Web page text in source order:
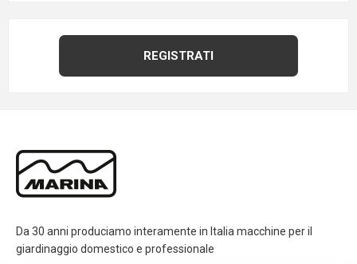
Da 30 anni produciamo interamente in Italia macchine per il
giardinaggio domestico e professionale